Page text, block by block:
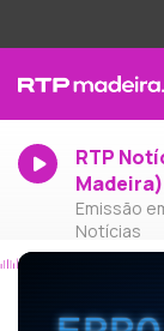
RTP
Madeira)
Emissão
Notícias